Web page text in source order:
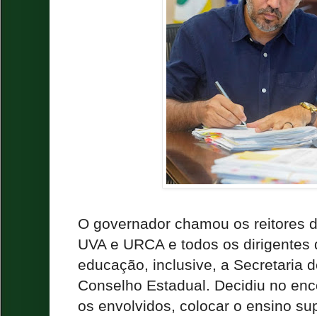
O governador chamou os reitores
UVA e URCA e todos os
educação, inclusive, a Secretaria
Conselho Estadual. Decidiu no
os envolvidos, colocar o ensino